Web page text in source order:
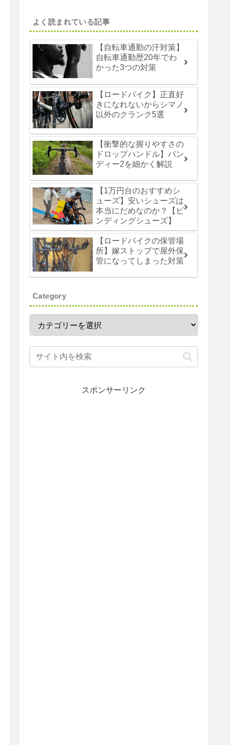
よく読まれている記事
【自転車通勤の汗対策】
自転車通勤歴20年でわ
かった3つの対策
【ロードバイク】正直好
きになれないからシマノ
以外のクランク5選
【衝撃的な握りやすさの
ドロップハンドル】バン
ディー2を細かく解説
【1万円台のおすすめシ
ューズ】安いシューズは
本当にだめなのか？【ビ
ンディングシューズ】
【ロードバイクの保管場
所】嫁ストップで屋外保
管になってしまった対策
Category
スポンサーリンク